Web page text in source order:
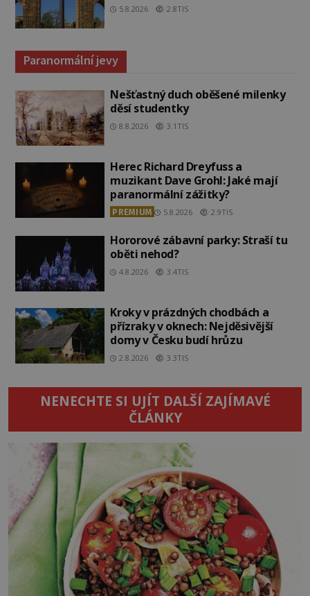
5.8.2026 2.8TIS
Paranormální jevy
Nešťastný duch oběšené milenky
děsí studentky
8.8.2026 3.1TIS
Herec Richard Dreyfuss a
muzikant Dave Grohl: Jaké mají
paranormální zážitky?
PREMIUM 5.8.2026 2.9TIS
Hororové zábavní parky: Straší tu
oběti nehod?
4.8.2026 3.4TIS
Kroky v prázdných chodbách a
přízraky v oknech: Nejděsivější
domy v Česku budí hrůzu
2.8.2026 3.3TIS
NENECHTE SI UJÍT DALŠÍ ZAJÍMAVÉ
ČLÁNKY